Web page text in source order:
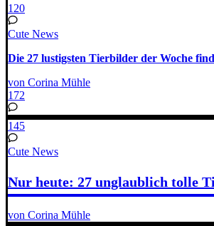
120
Cute News
Die 27 lustigsten Tierbilder der Woche
von Corina Mühle
172
145
Cute News
Nur heute: 27 unglaublich tolle
von Corina Mühle